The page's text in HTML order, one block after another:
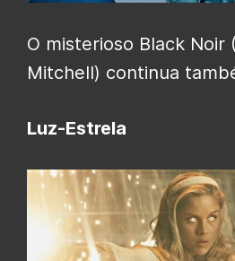
O misterioso Black Noir
Mitchell) continua
Luz-Estrela